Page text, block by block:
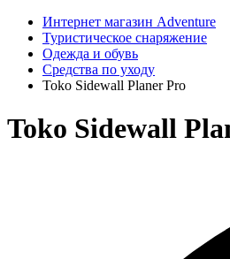
Интернет магазин Adventure
Туристическое снаряжение
Одежда и обувь
Средства по уходу
Toko Sidewall Planer Pro
Toko Sidewall